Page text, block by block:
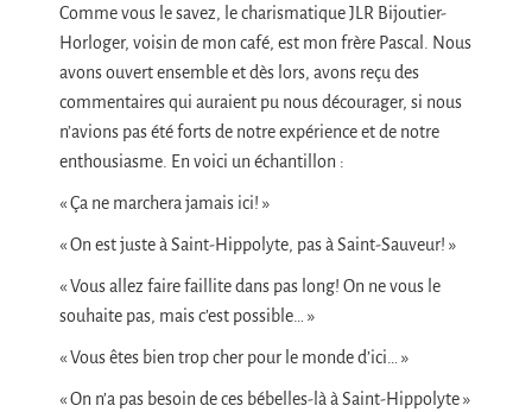
Comme vous le savez, le charismatique JLR Bijoutier-
Horloger, voisin de mon café, est mon frère Pascal. Nous
avons ouvert ensemble et dès lors, avons reçu des
commentaires qui auraient pu nous décourager, si nous
n’avions pas été forts de notre expérience et de notre
enthousiasme. En voici un échantillon :
« Ça ne marchera jamais ici! »
« On est juste à Saint-Hippolyte, pas à Saint-Sauveur! »
« Vous allez faire faillite dans pas long! On ne vous le
souhaite pas, mais c’est possible… »
« Vous êtes bien trop cher pour le monde d’ici… »
« On n’a pas besoin de ces bébelles-là à Saint-Hippolyte »